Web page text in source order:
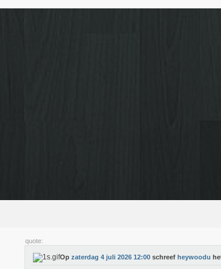
quote:
Op zaterdag 4 juli 2026 12:00 schreef heywoodu